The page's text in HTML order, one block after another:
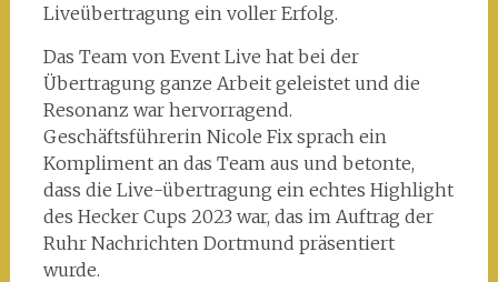
Liveübertragung ein voller Erfolg.
Das Team von Event Live hat bei der
Übertragung ganze Arbeit geleistet und die
Resonanz war hervorragend.
Geschäftsführerin Nicole Fix sprach ein
Kompliment an das Team aus und betonte,
dass die Live-übertragung ein echtes Highlight
des Hecker Cups 2023 war, das im Auftrag der
Ruhr Nachrichten Dortmund präsentiert
wurde.